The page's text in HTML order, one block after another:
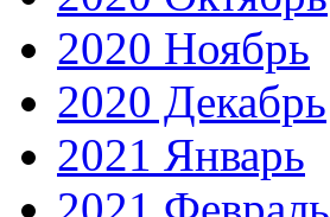
2020 Ноябрь
2020 Декабрь
2021 Январь